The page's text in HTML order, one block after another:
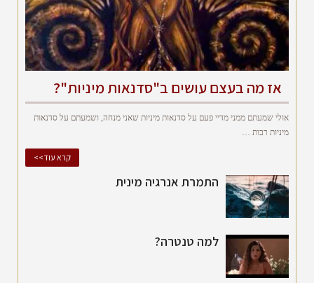
אז מה בעצם עושים ב"סדנאות מיניות"?
אולי שמעתם ממני מדיי פעם על סדנאות מיניות שאני מנחה, ושמעתם על סדנאות
מיניות רבות …
קרא עוד>>
התמרת אנרגיה מינית
למה טנטרה?